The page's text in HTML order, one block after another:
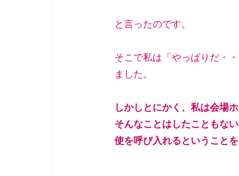
と言ったのです。
そこで私は「やっぱりだ・
ました。
しかしとにかく、私は会場
そんなことはしたこともな
使を呼び入れるということ